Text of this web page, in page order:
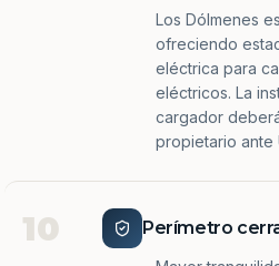
Los Dólmenes
ofreciendo
eléctrica para
eléctricos. La
cargador
propietario ante
10 Perímetro